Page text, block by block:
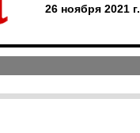
26 ноября 2021 г.